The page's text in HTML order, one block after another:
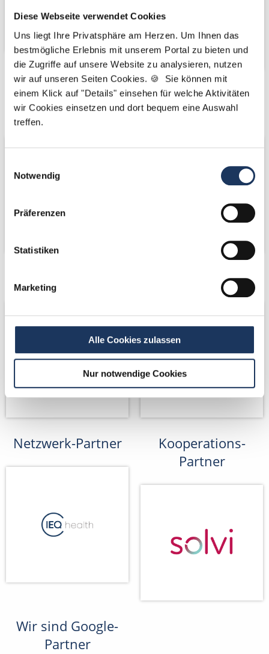
Diese Webseite verwendet Cookies
Uns liegt Ihre Privatsphäre am Herzen. Um Ihnen das
bestmögliche Erlebnis mit unserem Portal zu bieten und
die Zugriffe auf unsere Website zu analysieren, nutzen
wir auf unseren Seiten Cookies. 🍪 Sie können mit
einem Klick auf "Details" einsehen für welche Aktivitäten
wir Cookies einsetzen und dort bequem eine Auswahl
treffen.
Notwendig
Präferenzen
Statistiken
Marketing
Alle Cookies zulassen
Nur notwendige Cookies
Kooperations-
Partner
Kooperations-
Partner
Netzwerk-Partner
Netzwerk-Partner
Kooperations-
Partner
Wir sind Google-
Partner